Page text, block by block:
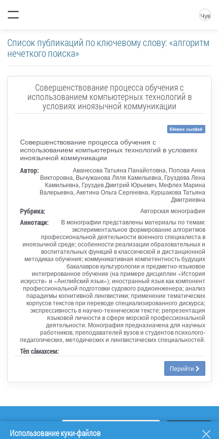
Чув
Список публикаций по ключевому слову: «алгоритм
нечеткого поиска»
Совершенствование процесса обучения с
использованием компьютерных технологий в
условиях иноязычной коммуникации
Кĕнеке сыпăкĕ
Совершенствование процесса обучения с
использованием компьютерных технологий в условиях
иноязычной коммуникации
Автор:
Аванесова Татьяна Панайотовна, Попова Анна
Викторовна, Вычужанова Ляля Камильевна, Груздева Лена
Камильевна, Груздев Дмитрий Юрьевич, Мефлех Марина
Валерьевна, Акетина Ольга Сергеевна, Куршакова Татьяна
Дмитриевна
Рубрика: Авторская монография
Аннотаци:
В монографии представлены материалы по темам:
экспериментальное формирование алгоритмов
профессиональной деятельности военного специалиста в
иноязычной среде; особенности реализации образовательных и
воспитательных функций в классической и дистанционной
методиках обучения; коммуникативная компетентность будущих
бакалавров культурологии и предметно-языковое
интегрированное обучение (на примере дисциплин «История
искусств» и «Английский язык»); иностранный язык как компонент
профессиональной подготовки судового радиоинженера; анализ
парадигмы когнитивной лингвистики; применение тематических
корпусов текстов при переводе специализированного дискурса;
экспрессивность в научно-техническом тексте; репрезентация
языковой личности в сфере морской профессиональной
деятельности. Монография предназначена для научных
работников, преподавателей вузов и студентов психолого-
педагогических, методических и лингвистических специальностей.
Тӗп сӑмахсем:
Перейти
Использование куки-файлов